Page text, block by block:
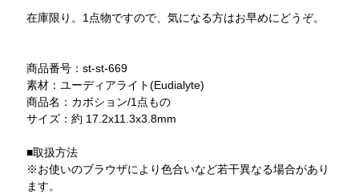
在庫限り。1点物ですので、気になる方はお早めにどうぞ。
商品番号：st-st-669
素材：ユーディアライト(Eudialyte)
商品名：カボション/1点もの
サイズ：約 17.2x11.3x3.8mm
■取扱方法
※お使いのブラウザにより色合いなど若干異なる場合があり
ます。